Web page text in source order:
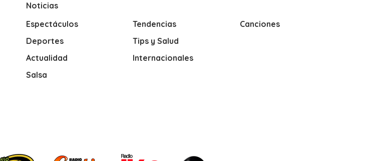
Noticias
Espectáculos
Deportes
Actualidad
Salsa
Tendencias
Tips y Salud
Internacionales
Canciones